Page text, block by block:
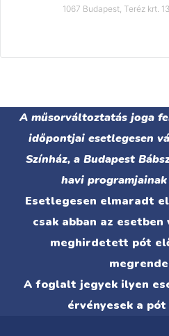
1067 Budapest, Teréz krt.
A műsorváltoztatás joga
időpontjai esetlegesen
Színház, a Budapest
havi
Esetlegesen elmaradt
csak abban az
meghirdetett pót
A foglalt jegyek ilyen
érvényesek a